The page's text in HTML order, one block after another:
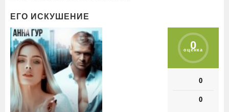
ЕГО ИСКУШЕНИЕ
0
оценка
0
0